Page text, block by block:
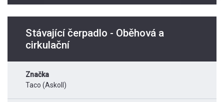
Stávající čerpadlo - Oběhová a
cirkulační
Značka
Taco (Askoll)